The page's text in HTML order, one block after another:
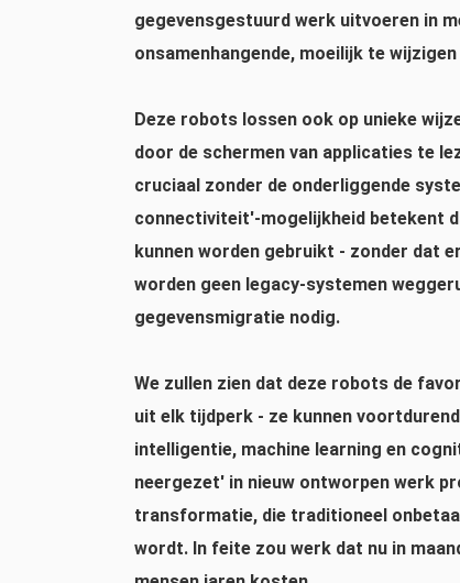
gegevensgestuurd werk uitvoeren in
onsamenhangende, moeilijk te
Deze robots lossen ook op unieke
door de schermen van applicaties te
cruciaal zonder de onderliggende
connectiviteit'-mogelijkheid betekent
kunnen worden gebruikt - zonder dat
worden geen legacy-systemen
gegevensmigratie nodig.
We zullen zien dat deze robots de
uit elk tijdperk - ze kunnen
intelligentie, machine learning en
neergezet' in nieuw ontworpen werk
transformatie, die traditioneel
wordt. In feite zou werk dat nu in